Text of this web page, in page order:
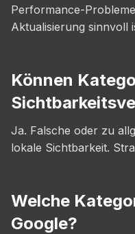
Performance-
Aktualisierung sinnvoll
Können
Ja. Falsche oder zu
lokale Sichtbarkeit.
Welche
Google?